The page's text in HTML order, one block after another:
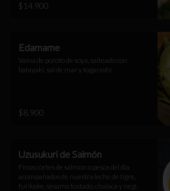
$14.900
Edamame
Vaina de poroto de soya, salteado con
batayaki, sal de mar y togarashi.
$8.900
Uzusukuri de Salmón
Finos cortes de salmon o pesca del dia
acompañados de nuestra leche de tigre,
furikake, sesamo tostado, chalaca y negi.